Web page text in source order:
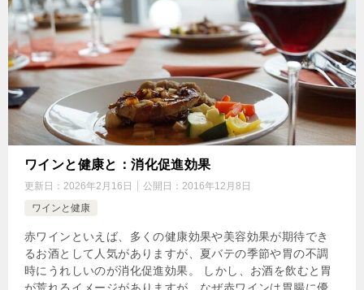
ワインと健康と：消化促進効果
更新日： 2026年2月16日 公開日： 2016年12月8日
ワインと健康
赤ワインといえば、多くの健康効果や美容効果が期待でき
るお酒として人気がありますが、夏バテの季節や胃の不調
時にうれしいのが消化促進効果。 しかし、お酒を飲むと胃